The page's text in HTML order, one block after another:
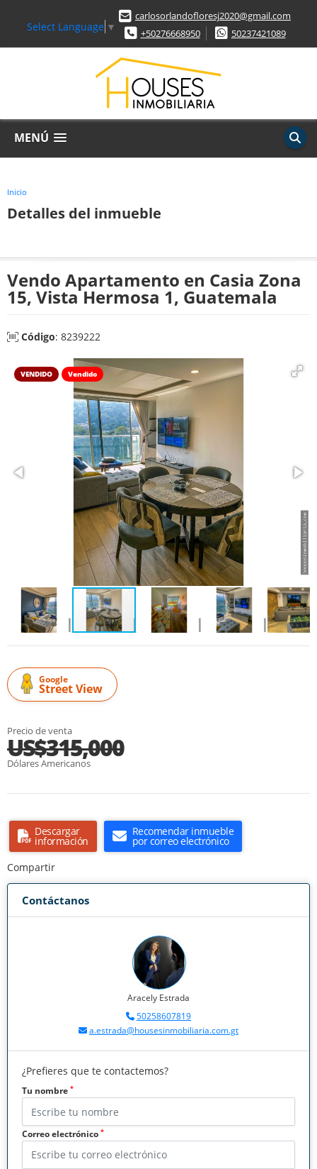
Select Language ▼
carlosorlandofloresj2020@gmail.com
+50276668950
50237421089
MENÚ
Inicio
Detalles del inmueble
Vendo Apartamento en Casia Zona
15, Vista Hermosa 1, Guatemala
Código: 8239222
VENDIDO Vendido
Google
Street View
Precio de venta
US$315,000
Dólares Americanos
Descargar
información
Recomendar inmueble
por correo electrónico
Compartir
Contáctanos
Aracely Estrada
50258607819
a.estrada@housesinmobiliaria.com.gt
¿Prefieres que te contactemos?
Tu nombre *
Correo electrónico *